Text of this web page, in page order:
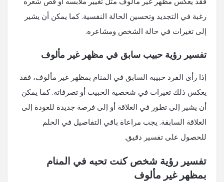
رغبة في التجديد وتحسين الحالة النفسية. كما يمكن أن يشير
إلى تغيرات في حالة الشخص ومشاعره.
تفسير رؤية حبيب سابق في مظهر غير مألوف
إذا رأى الفرد حبيبه السابق في المنام بمظهر غير مألوف، فقد
يعكس ذلك تغيرات في شخصية الحبيب أو تصرفاته. كما يمكن
أن يشير إلى تطور في العلاقة أو إلى فرصة جديدة للعودة إلى
العلاقة السابقة. يجب مراعاة باقي التفاصيل في الحلم
للحصول على تفسير دقيق.
تفسير رؤية شخص كنت تحبه في المنام
بمظهر غير مألوف